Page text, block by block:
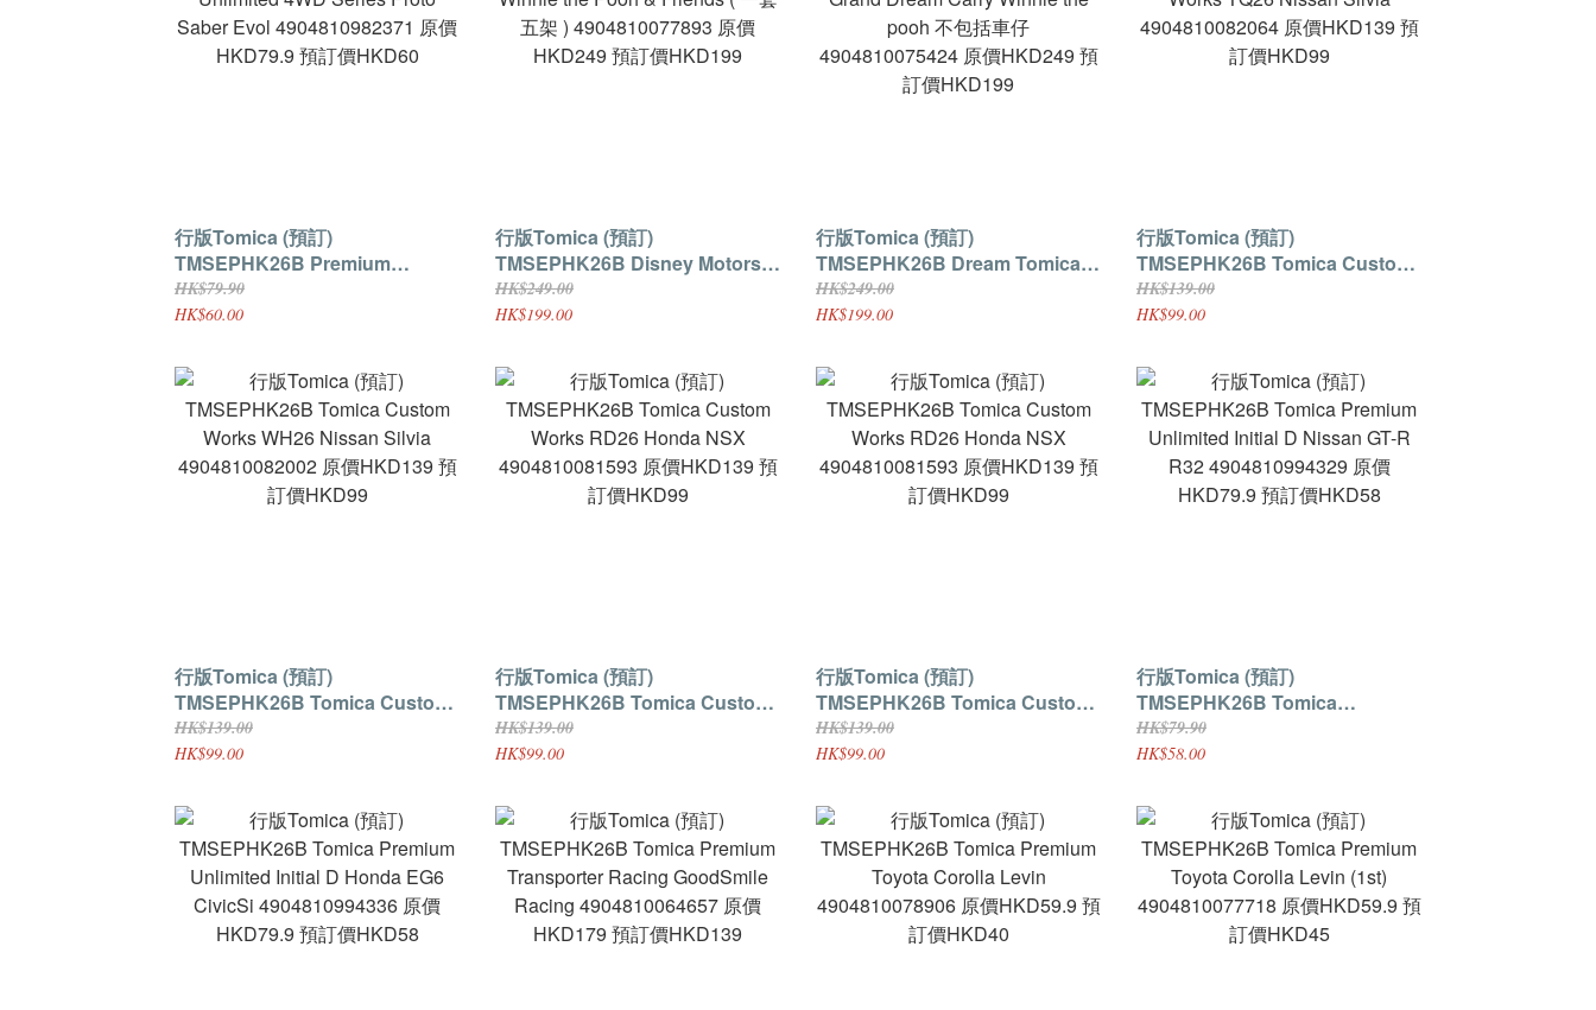
行版Tomica (預訂)
TMSEPHK26B Premium
Unlimited 4WD Series Proto
Saber Evol 4904810982371 原價
HK$79.90
HK$60.00
行版Tomica (預訂)
TMSEPHK26B Disney Motors
Winnie the Pooh & Friends ( 一
套五架 ) 4904810077893 原價
HK$249.00
HK$199.00
行版Tomica (預訂)
TMSEPHK26B Dream Tomica-
Grand Dream Carry Winnie the
pooh 不包括車仔
訂價HKD199
HK$249.00
HK$199.00
行版Tomica (預訂)
TMSEPHK26B Tomica Custom
Works TQ26 Nissan Silvia
4904810082064 原價HKD139 預
HK$139.00
HK$99.00
行版Tomica (預訂)
TMSEPHK26B Tomica Custom
Works WH26 Nissan Silvia
4904810082002 原價HKD139 預
HK$139.00
HK$99.00
行版Tomica (預訂)
TMSEPHK26B Tomica Custom
Works RD26 Honda NSX
4904810081593 原價HKD139 預
HK$139.00
HK$99.00
行版Tomica (預訂)
TMSEPHK26B Tomica Custom
Works RD26 Honda NSX
4904810081593 原價HKD139 預
HK$139.00
HK$99.00
行版Tomica (預訂)
TMSEPHK26B Tomica
Premium Unlimited Initial D
Nissan GT-R R32
訂價HKD58
HK$79.90
HK$58.00